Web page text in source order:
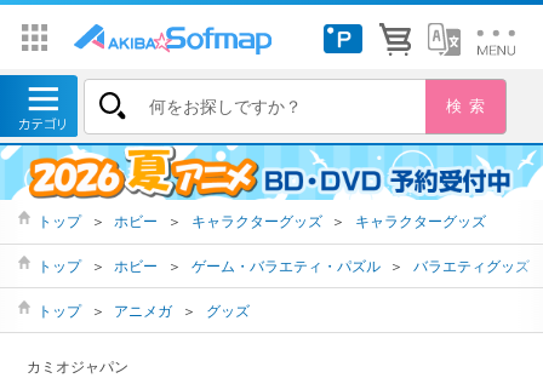
トップ ＞ ホビー ＞ キャラクターグッズ ＞ キャラクターグッズ
トップ ＞ ホビー ＞ ゲーム・バラエティ・パズル ＞ バラエティグッズ
トップ ＞ アニメガ ＞ グッズ
カミオジャパン